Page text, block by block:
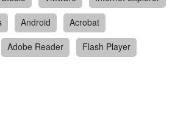
Android
Acrobat
Adobe Reader
Flash Player